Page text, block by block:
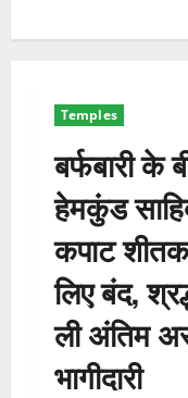
Temples
बर्फबारी के
हेमकुंड
कपाट
लिए बंद,
ली अंतिम
भागीदारी